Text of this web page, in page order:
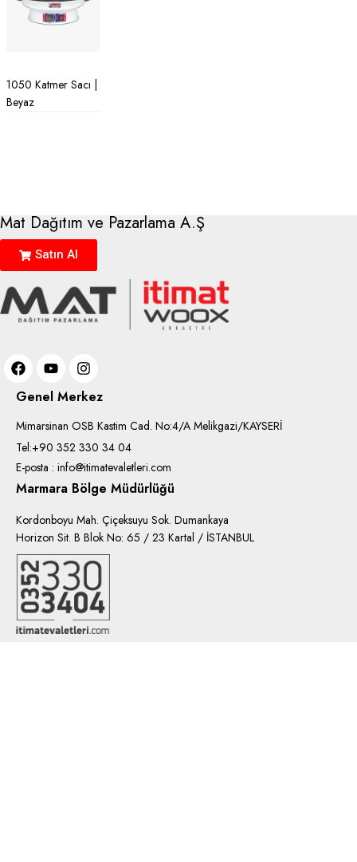
1050 Katmer Sacı |
Beyaz
Mat Dağıtım ve Pazarlama A.Ş
Satın Al
Genel Merkez
Mimarsinan OSB Kastim Cad. No:4/A Melikgazi/KAYSERİ
Tel:+90 352 330 34 04
E-posta : info@itimatevaletleri.com
Marmara Bölge Müdürlüğü
Kordonboyu Mah. Çiçeksuyu Sok. Dumankaya
Horizon Sit. B Blok No: 65 / 23 Kartal / İSTANBUL